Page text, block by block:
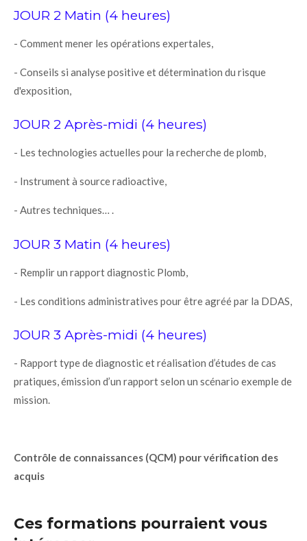
JOUR 2 Matin (4 heures)
- Comment mener les opérations expertales,
- Conseils si analyse positive et détermination du risque
d'exposition,
JOUR 2 Après-midi (4 heures)
- Les technologies actuelles pour la recherche de plomb,
- Instrument à source radioactive,
- Autres techniques… .
JOUR 3 Matin (4 heures)
- Remplir un rapport diagnostic Plomb,
- Les conditions administratives pour être agréé par la DDAS,
JOUR 3 Après-midi (4 heures)
- Rapport type de diagnostic et réalisation d’études de cas
pratiques, émission d’un rapport selon un scénario exemple de
mission.
Contrôle de connaissances (QCM) pour vérification des
acquis
Ces formations pourraient vous